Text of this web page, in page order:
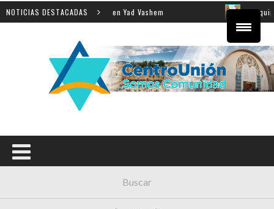
NOTICIAS DESTACADAS
de la Shoá en Yad Vashem El equipo